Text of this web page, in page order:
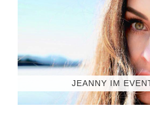
JEANNY IM